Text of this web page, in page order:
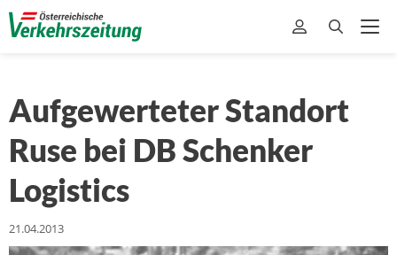
Aufgewerteter Standort
Ruse bei DB Schenker
Logistics
21.04.2013